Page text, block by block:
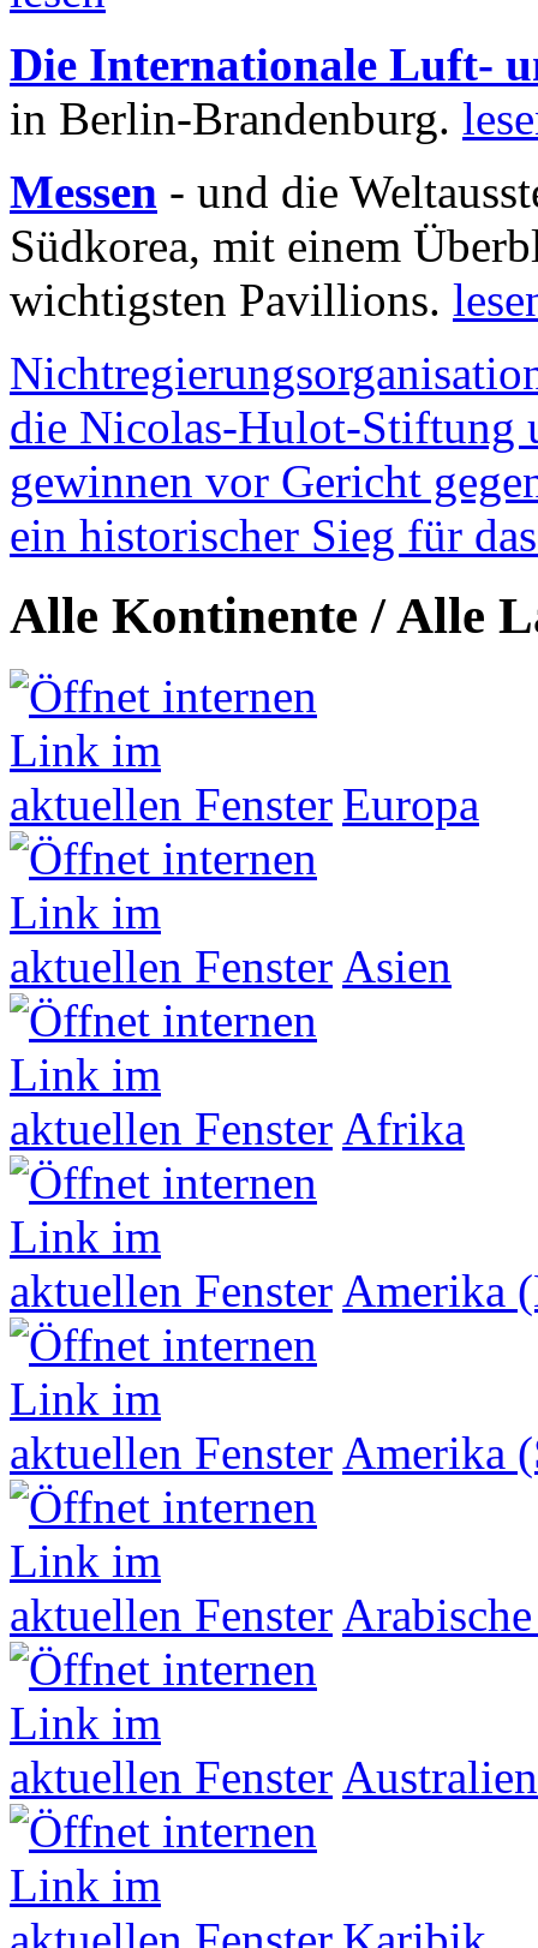
Die Internationale Luft-
in Berlin-Brandenburg.
Messen - und die
Südkorea, mit einem
wichtigsten Pavillions.
die Nicolas-Hulot-Stiftung
gewinnen vor Gericht
ein historischer Sieg für
Alle Kontinente / Alle
Europa
Asien
Afrika
Amerika
Amerika
Australien